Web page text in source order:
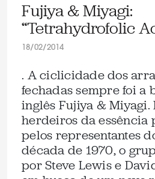
Fujiya & Miyagi:
“Tetrahydrofolic
18/02/2014
. A ciclicidade dos
fechadas sempre foi a
inglês Fujiya & Miyagi.
herdeiros da essência
pelos representantes
década de 1970, o
por Steve Lewis e